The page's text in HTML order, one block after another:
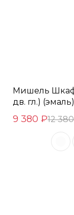
Мишель Шкаф
дв. гл.) (эмаль)
9 380 ₽12